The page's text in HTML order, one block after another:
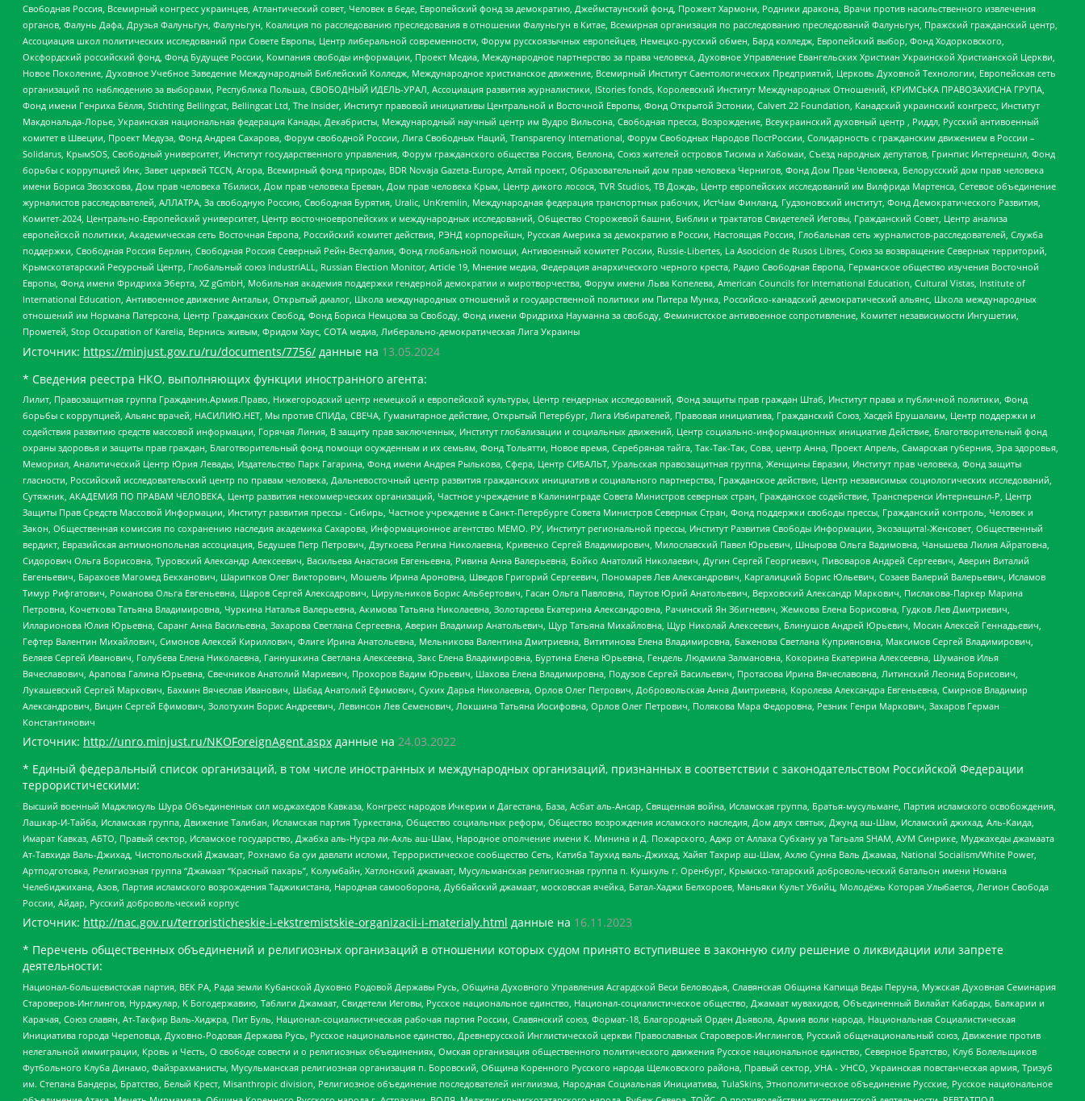
Свободная Россия, Всемирный конгресс украинцев, Атлантический совет, Человек в беде, Европейский фонд за демократию, Джеймстаунский фонд, Прожект Хармони, Родники дракона, Врачи против насильственного извлечения
органов, Фалунь Дафа, Друзья Фалуньгун, Фалуньгун, Коалиция по расследованию преследования в отношении Фалуньгун в Китае, Всемирная организация по расследованию преследований Фалуньгун, Пражский гражданский центр,
Ассоциация школ политических исследований при Совете Европы, Центр либеральной современности, Форум русскоязычных европейцев, Немецко-русский обмен, Бард колледж, Европейский выбор, Фонд Ходорковского,
Оксфордский российский фонд, Фонд Будущее России, Компания свободы информации, Проект Медиа, Международное партнерство за права человека, Духовное Управление Евангельских Христиан Украинской Христианской Церкви,
Новое Поколение, Духовное Учебное Заведение Международный Библейский Колледж, Международное христианское движение, Всемирный Институт Саентологических Предприятий, Церковь Духовной Технологии, Европейская сеть
организаций по наблюдению за выборами, Республика Польша, СВОБОДНЫЙ ИДЕЛЬ-УРАЛ, Ассоциация развития журналистики, IStories fonds, Королевский Институт Международных Отношений, КРИМСЬКА ПРАВОЗАХИСНА ГРУПА,
Фонд имени Генриха Бёлля, Stichting Bellingcat, Bellingcat Ltd, The Insider, Институт правовой инициативы Центральной и Восточной Европы, Фонд Открытой Эстонии, Calvert 22 Foundation, Канадский украинский конгресс, Институт
Макдональда-Лорье, Украинская национальная федерация Канады, Декабристы, Международный научный центр им Вудро Вильсона, Свободная пресса, Возрождение, Всеукраинский духовный центр , Риддл, Русский антивоенный
комитет в Швеции, Проект Медуза, Фонд Андрея Сахарова, Форум свободной России, Лига Свободных Наций, Transparеncy International, Форум Свободных Народов ПостРоссии, Солидарность с гражданским движением в России –
Solidarus, КрымSOS, Свободный университет, Институт государственного управления, Форум гражданского общества Россия, Беллона, Союз жителей островов Тисима и Хабомаи, Съезд народных депутатов, Гринпис Интернешнл, Фонд
борьбы с коррупцией Инк, Завет церквей TCCN, Агора, Всемирный фонд природы, BDR Novaja Gazeta-Europe, Алтай проект, Образовательный дом прав человека Чернигов, Фонд Дом Прав Человека, Белорусский дом прав человека
имени Бориса Звозскова, Дом прав человека Тбилиси, Дом прав человека Ереван, Дом прав человека Крым, Центр дикого лосося, TVR Studios, ТВ Дождь, Центр европейских исследований им Вилфрида Мартенса, Сетевое объединение
журналистов расследователей, АЛЛАТРА, За свободную Россию, Свободная Бурятия, Uralic, UnKremlin, Международная федерация транспортных рабочих, ИстЧам Финланд, Гудзоновский институт, Фонд Демократического Развития,
Комитет-2024, Центрально-Европейский университет, Центр восточноевропейских и международных исследований, Общество Сторожевой башни, Библии и трактатов Свидетелей Иеговы, Гражданский Совет, Центр анализа
европейской политики, Академическая сеть Восточная Европа, Российский комитет действия, РЭНД корпорейшн, Русская Америка за демократию в России, Настоящая Россия, Глобальная сеть журналистов-расследователей, Служба
поддержки, Свободная Россия Берлин, Свободная Россия Северный Рейн-Вестфалия, Фонд глобальной помощи, Антивоенный комитет России, Russie-Libertes, La Asocicion de Rusos Libres, Союз за возвращение Северных территорий,
Крымскотатарский Ресурсный Центр, Глобальный союз IndustriALL, Russian Election Monitor, Article 19, Мнение медиа, Федерация анархического черного креста, Радио Свободная Европа, Германское общество изучения Восточной
Европы, Фонд имени Фридриха Эберта, XZ gGmbH, Мобильная академия поддержки гендерной демократии и миротворчества, Форум имени Льва Копелева, American Councils for International Education, Cultural Vistas, Institute of
International Education, Антивоенное движение Антальи, Открытый диалог, Школа международных отношений и государственной политики им Питера Мунка, Российско-канадский демократический альянс, Школа международных
отношений им Нормана Патерсона, Центр Гражданских Свобод, Фонд Бориса Немцова за Свободу, Фонд имени Фридриха Науманна за свободу, Феминистское антивоенное сопротивление, Комитет независимости Ингушетии,
Прометей, Stop Occupation of Karelia, Вернись живым, Фридом Хаус, СОТА медиа, Либерально-демократическая Лига Украины
Источник: https://minjust.gov.ru/ru/documents/7756/ данные на 13.05.2024
* Сведения реестра НКО, выполняющих функции иностранного агента:
Лилит, Правозащитная группа Гражданин.Армия.Право, Нижегородский центр немецкой и европейской культуры, Центр гендерных исследований, Фонд защиты прав граждан Штаб, Институт права и публичной политики, Фонд
борьбы с коррупцией, Альянс врачей, НАСИЛИЮ.НЕТ, Мы против СПИДа, СВЕЧА, Гуманитарное действие, Открытый Петербург, Лига Избирателей, Правовая инициатива, Гражданский Союз, Хасдей Ерушалаим, Центр поддержки и
содействия развитию средств массовой информации, Горячая Линия, В защиту прав заключенных, Институт глобализации и социальных движений, Центр социально-информационных инициатив Действие, Благотворительный фонд
охраны здоровья и защиты прав граждан, Благотворительный фонд помощи осужденным и их семьям, Фонд Тольятти, Новое время, Серебряная тайга, Так-Так-Так, Сова, центр Анна, Проект Апрель, Самарская губерния, Эра здоровья,
Мемориал, Аналитический Центр Юрия Левады, Издательство Парк Гагарина, Фонд имени Андрея Рылькова, Сфера, Центр СИБАЛЬТ, Уральская правозащитная группа, Женщины Евразии, Институт прав человека, Фонд защиты
гласности, Российский исследовательский центр по правам человека, Дальневосточный центр развития гражданских инициатив и социального партнерства, Гражданское действие, Центр независимых социологических исследований,
Сутяжник, АКАДЕМИЯ ПО ПРАВАМ ЧЕЛОВЕКА, Центр развития некоммерческих организаций, Частное учреждение в Калининграде Совета Министров северных стран, Гражданское содействие, Трансперенси Интернешнл-Р, Центр
Защиты Прав Средств Массовой Информации, Институт развития прессы - Сибирь, Частное учреждение в Санкт-Петербурге Совета Министров Северных Стран, Фонд поддержки свободы прессы, Гражданский контроль, Человек и
Закон, Общественная комиссия по сохранению наследия академика Сахарова, Информационное агентство МЕМО. РУ, Институт региональной прессы, Институт Развития Свободы Информации, Экозащита!-Женсовет, Общественный
вердикт, Евразийская антимонопольная ассоциация, Бедушев Петр Петрович, Дзугкоева Регина Николаевна, Кривенко Сергей Владимирович, Милославский Павел Юрьевич, Шнырова Ольга Вадимовна, Чанышева Лилия Айратовна,
Сидорович Ольга Борисовна, Туровский Александр Алексеевич, Васильева Анастасия Евгеньевна, Ривина Анна Валерьевна, Бойко Анатолий Николаевич, Дугин Сергей Георгиевич, Пивоваров Андрей Сергеевич, Аверин Виталий
Евгеньевич, Барахоев Магомед Бекханович, Шарипков Олег Викторович, Мошель Ирина Ароновна, Шведов Григорий Сергеевич, Пономарев Лев Александрович, Каргалицкий Борис Юльевич, Созаев Валерий Валерьевич, Исламов
Тимур Рифгатович, Романова Ольга Евгеньевна, Щаров Сергей Алексадрович, Цирульников Борис Альбертович, Гасан Ольга Павловна, Паутов Юрий Анатольевич, Верховский Александр Маркович, Пислакова-Паркер Марина
Петровна, Кочеткова Татьяна Владимировна, Чуркина Наталья Валерьевна, Акимова Татьяна Николаевна, Золотарева Екатерина Александровна, Рачинский Ян Збигневич, Жемкова Елена Борисовна, Гудков Лев Дмитриевич,
Илларионова Юлия Юрьевна, Саранг Анна Васильевна, Захарова Светлана Сергеевна, Аверин Владимир Анатольевич, Щур Татьяна Михайловна, Щур Николай Алексеевич, Блинушов Андрей Юрьевич, Мосин Алексей Геннадьевич,
Гефтер Валентин Михайлович, Симонов Алексей Кириллович, Флиге Ирина Анатольевна, Мельникова Валентина Дмитриевна, Вититинова Елена Владимировна, Баженова Светлана Куприяновна, Максимов Сергей Владимирович,
Беляев Сергей Иванович, Голубева Елена Николаевна, Ганнушкина Светлана Алексеевна, Закс Елена Владимировна, Буртина Елена Юрьевна, Гендель Людмила Залмановна, Кокорина Екатерина Алексеевна, Шуманов Илья
Вячеславович, Арапова Галина Юрьевна, Свечников Анатолий Мариевич, Прохоров Вадим Юрьевич, Шахова Елена Владимировна, Подузов Сергей Васильевич, Протасова Ирина Вячеславовна, Литинский Леонид Борисович,
Лукашевский Сергей Маркович, Бахмин Вячеслав Иванович, Шабад Анатолий Ефимович, Сухих Дарья Николаевна, Орлов Олег Петрович, Добровольская Анна Дмитриевна, Королева Александра Евгеньевна, Смирнов Владимир
Александрович, Вицин Сергей Ефимович, Золотухин Борис Андреевич, Левинсон Лев Семенович, Локшина Татьяна Иосифовна, Орлов Олег Петрович, Полякова Мара Федоровна, Резник Генри Маркович, Захаров Герман
Константинович
Источник: http://unro.minjust.ru/NKOForeignAgent.aspx данные на 24.03.2022
* Единый федеральный список организаций, в том числе иностранных и международных организаций, признанных в соответствии с законодательством Российской Федерации
террористическими:
Высший военный Маджлисуль Шура Объединенных сил моджахедов Кавказа, Конгресс народов Ичкерии и Дагестана, База, Асбат аль-Ансар, Священная война, Исламская группа, Братья-мусульмане, Партия исламского освобождения,
Лашкар-И-Тайба, Исламская группа, Движение Талибан, Исламская партия Туркестана, Общество социальных реформ, Общество возрождения исламского наследия, Дом двух святых, Джунд аш-Шам, Исламский джихад, Аль-Каида,
Имарат Кавказ, АБТО, Правый сектор, Исламское государство, Джабха аль-Нусра ли-Ахль аш-Шам, Народное ополчение имени К. Минина и Д. Пожарского, Аджр от Аллаха Субхану уа Тагьаля SHAM, АУМ Синрике, Муджахеды джамаата
Ат-Тавхида Валь-Джихад, Чистопольский Джамаат, Рохнамо ба суи давлати исломи, Террористическое сообщество Сеть, Катиба Таухид валь-Джихад, Хайят Тахрир аш-Шам, Ахлю Сунна Валь Джамаа, National Socialism/White Power,
Артподготовка, Религиозная группа “Джамаат “Красный пахарь”, Колумбайн, Хатлонский джамаат, Мусульманская религиозная группа п. Кушкуль г. Оренбург, Крымско-татарский добровольческий батальон имени Номана
Челебиджихана, Азов, Партия исламского возрождения Таджикистана, Народная самооборона, Дуббайский джамаат, московская ячейка, Батал-Хаджи Белхороев, Маньяки Культ Убийц, Молодёжь Которая Улыбается, Легион Свобода
России, Айдар, Русский добровольческий корпус
Источник: http://nac.gov.ru/terroristicheskie-i-ekstremistskie-organizacii-i-materialy.html данные на 16.11.2023
* Перечень общественных объединений и религиозных организаций в отношении которых судом принято вступившее в законную силу решение о ликвидации или запрете
деятельности:
Национал-большевистская партия, ВЕК РА, Рада земли Кубанской Духовно Родовой Державы Русь, Община Духовного Управления Асгардской Веси Беловодья, Славянская Община Капища Веды Перуна, Мужская Духовная Семинария
Староверов-Инглингов, Нурджулар, К Богодержавию, Таблиги Джамаат, Свидетели Иеговы, Русское национальное единство, Национал-социалистическое общество, Джамаат мувахидов, Объединенный Вилайат Кабарды, Балкарии и
Карачая, Союз славян, Ат-Такфир Валь-Хиджра, Пит Буль, Национал-социалистическая рабочая партия России, Славянский союз, Формат-18, Благородный Орден Дьявола, Армия воли народа, Национальная Социалистическая
Инициатива города Череповца, Духовно-Родовая Держава Русь, Русское национальное единство, Древнерусской Инглистической церкви Православных Староверов-Инглингов, Русский общенациональный союз, Движение против
нелегальной иммиграции, Кровь и Честь, О свободе совести и о религиозных объединениях, Омская организация общественного политического движения Русское национальное единство, Северное Братство, Клуб Болельщиков
Футбольного Клуба Динамо, Файзрахманисты, Мусульманская религиозная организация п. Боровский, Община Коренного Русского народа Щелковского района, Правый сектор, УНА - УНСО, Украинская повстанческая армия, Тризуб
им. Степана Бандеры, Братство, Белый Крест, Misanthropic division, Религиозное объединение последователей инглиизма, Народная Социальная Инициатива, TulaSkins, Этнополитическое объединение Русские, Русское национальное